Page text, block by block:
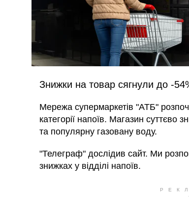
Знижки на товар сягнули до -
Мережа супермаркетів "АТБ"
категорії напоїв. Магазин суттєво
та популярну газовану воду.
"Телеграф" дослідив сайт. Ми
знижках у відділі напоїв.